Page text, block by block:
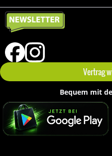
Vertrag
Bequem mit